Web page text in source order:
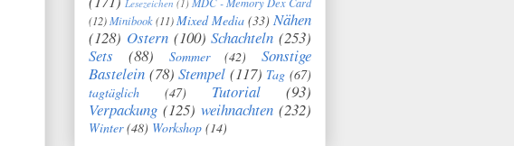
Lesezeichen (1)
(12)Minibook(11) Mixed Media (33) Nähen
(128) Ostern (100) Schachteln (253)
Sets
(88) Sommer (42)
Sonstige
Bastelein (78) Stempel (117) Tag (67)
tagtäglich
(47) Tutorial
(93)
Verpackung (125) weihnachten (232)
Winter (48) Workshop (14)